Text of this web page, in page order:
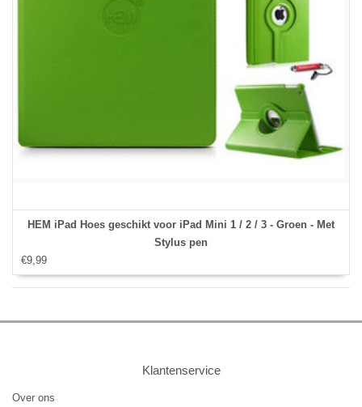
HEM iPad Hoes geschikt voor iPad Mini 1 / 2 / 3 - Groen - Met
Stylus pen
€9,99
Klantenservice
Over ons